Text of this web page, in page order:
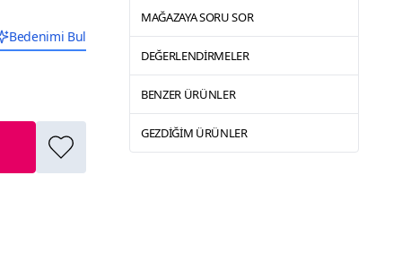
Bedenimi Bul
MAĞAZAYA SORU SOR
DEĞERLENDIRMELER
BENZER ÜRÜNLER
GEZDIĞIM ÜRÜNLER